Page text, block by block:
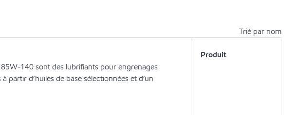
Trié par nom
140 sont des lubrifiants pour engrenages
partir d’huiles de base sélectionnées et d’un
Produit